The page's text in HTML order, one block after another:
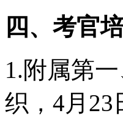
四、考官
1.附属第
织，4月23